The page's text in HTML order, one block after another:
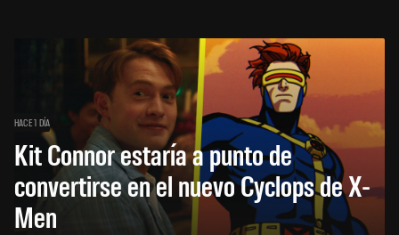
HACE 1 DÍA
Kit Connor estaría a punto de
convertirse en el nuevo Cyclops de X-
Men